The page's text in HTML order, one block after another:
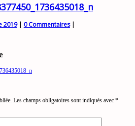
2019| 0 Commentaires|
Les champs obligatoires sont indiqués avec *